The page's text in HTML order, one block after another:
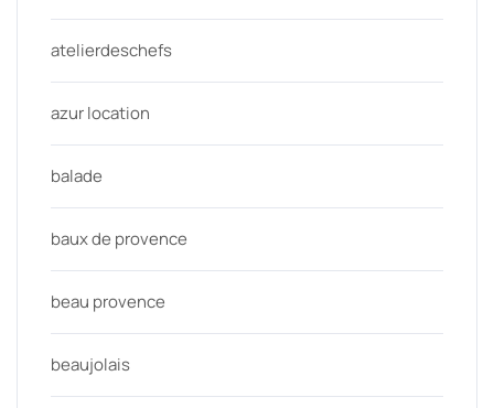
atelierdeschefs
azur location
balade
baux de provence
beau provence
beaujolais